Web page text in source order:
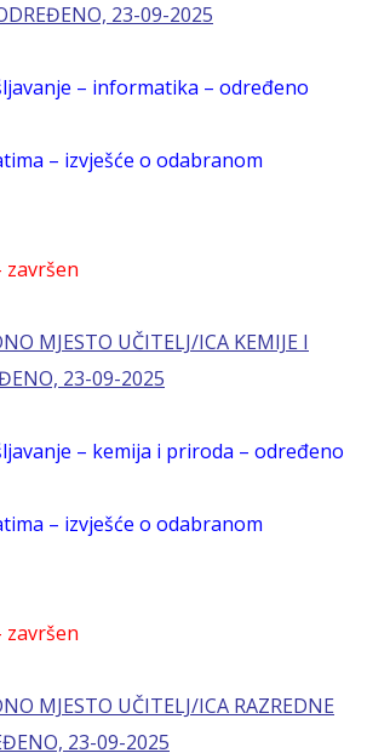
23-09-2025
– informatika – određeno
– izvješće o odabranom
završen
MJESTO UČITELJ/ICA KEMIJE I
23-09-2025
– kemija i priroda – određeno
– izvješće o odabranom
završen
MJESTO UČITELJ/ICA RAZREDNE
23-09-2025